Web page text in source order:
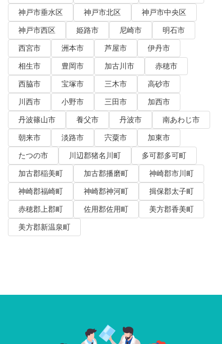
神戸市垂水区
神戸市北区
神戸市中央区
神戸市西区
姫路市 尼崎市
明石市
西宮市
洲本市 芦屋市
伊丹市
相生市
豊岡市 加古川市
赤穂市
西脇市
宝塚市 三木市
高砂市
川西市
小野市 三田市
加西市
丹波篠山市
養父市 丹波市
南あわじ市
朝来市
淡路市 宍粟市
加東市
たつの市
川辺郡猪名川町
多可郡多可町
加古郡稲美町
加古郡播磨町
神崎郡市川町
神崎郡福崎町
神崎郡神河町
揖保郡太子町
赤穂郡上郡町
佐用郡佐用町
美方郡香美町
美方郡新温泉町